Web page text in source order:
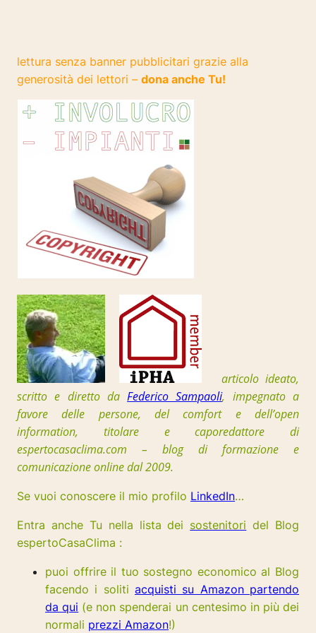
lettura senza banner pubblicitari grazie alla
generosità dei lettori – dona anche Tu!
articolo ideato,
scritto e diretto daFederico Sampaoli, impegnato a
favore delle persone, del comfort e dell’open
information, titolare e caporedattore di
espertocasaclima.com – blog di formazione e
comunicazione online dal 2009.
Se vuoi conoscere il mio profilo LinkedIn…
Entra anche Tu nella lista dei sostenitori del Blog
espertoCasaClima :
puoi offrire il tuo sostegno economico al Blog
facendo i soliti acquisti su Amazon partendo
da qui (e non spenderai un centesimo in più dei
normali prezzi Amazon!)